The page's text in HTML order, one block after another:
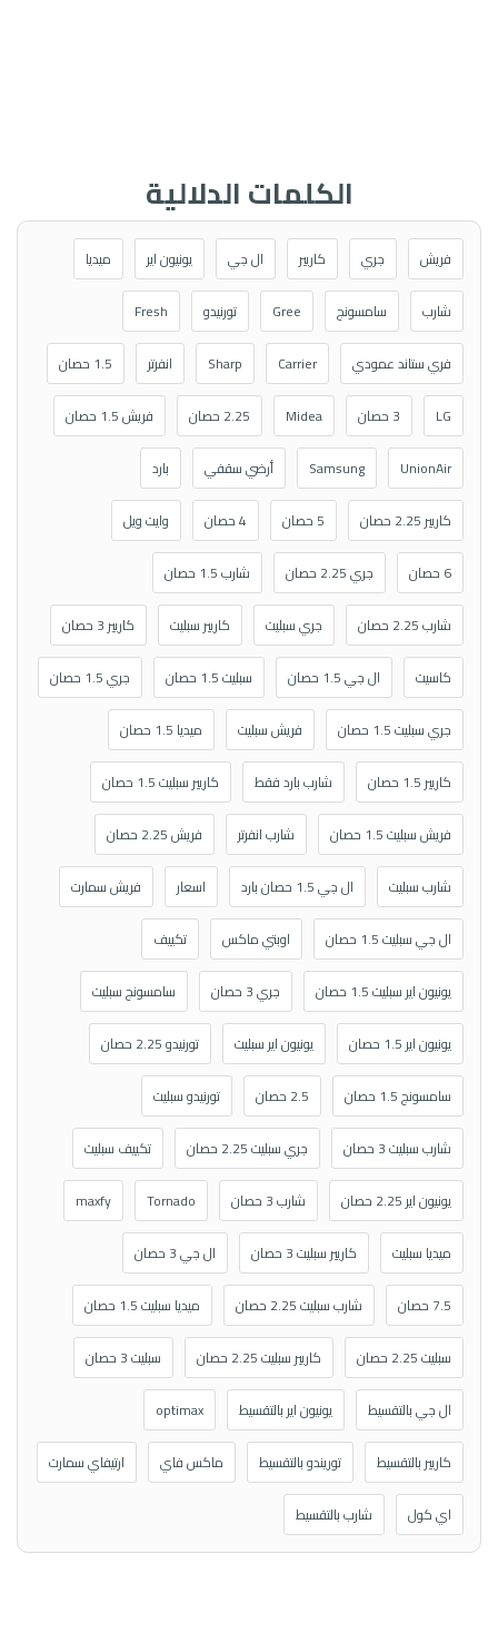
الكلمات الدلالية
فريش جري كاريير ال جي يونيون اير ميديا
شارب سامسونج Gree تورنيدو Fresh
فري ستاند عمودي Carrier
Sharp انفرتر 1.5 حصان
LG 3 حصان Midea 2.25 حصان فريش 1.5 حصان
UnionAir
Samsung أرضي سقفي بارد
كاريير 2.25 حصان 5 حصان 4 حصان وايت ويل
6 حصان جري 2.25 حصان شارب 1.5 حصان
شارب 2.25 حصان جري سبليت كاريير سبليت كاريير 3 حصان
كاسيت ال جي 1.5 حصان سبليت 1.5 حصان جري 1.5 حصان
جري سبليت 1.5 حصان فريش سبليت ميديا 1.5 حصان
كاريير 1.5 حصان شارب بارد فقط كاريير سبليت 1.5 حصان
فريش سبليت 1.5 حصان شارب انفرتر فريش 2.25 حصان
شارب سبليت ال جي 1.5 حصان بارد اسعار فريش سمارت
ال جي سبليت 1.5 حصان اوبتي ماكس تكييف
يونيون اير سبليت 1.5 حصان جري 3 حصان سامسونج سبليت
يونيون اير 1.5 حصان يونيون اير سبليت تورنيدو 2.25 حصان
سامسونج 1.5 حصان 2.5 حصان تورنيدو سبليت
شارب سبليت 3 حصان جري سبليت 2.25 حصان تكييف سبليت
يونيون اير 2.25 حصان شارب 3 حصان Tornado
maxfy
ميديا سبليت كاريير سبليت 3 حصان ال جي 3 حصان
7.5 حصان شارب سبليت 2.25 حصان ميديا سبليت 1.5 حصان
سبليت 2.25 حصان كاريير سبليت 2.25 حصان سبليت 3 حصان
ال جي بالتقسيط يونيون اير بالتقسيط optimax
كاريير بالتقسيط توريندو بالتقسيط ماكس فاي ارتيفاي سمارت
اي كول شارب بالتقسيط